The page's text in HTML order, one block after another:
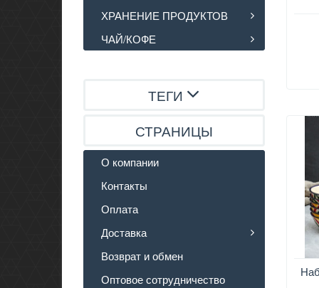
ХРАНЕНИЕ ПРОДУКТОВ
ЧАЙ/КОФЕ
ТЕГИ
СТРАНИЦЫ
О компании
Контакты
Оплата
Доставка
Возврат и обмен
Оптовое сотрудничество